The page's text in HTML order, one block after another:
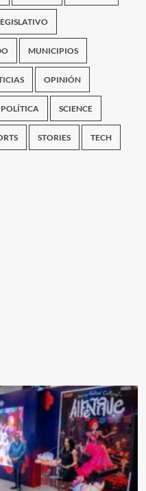
MUNICIPIOS
OPINIÓN
POLÍTICA SCIENCE
STORIES TECH